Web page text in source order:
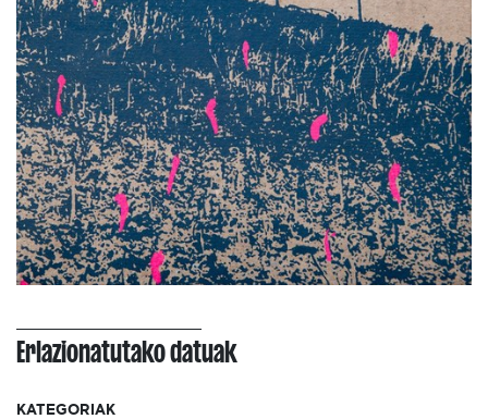
Erlazionatutako datuak
KATEGORIAK